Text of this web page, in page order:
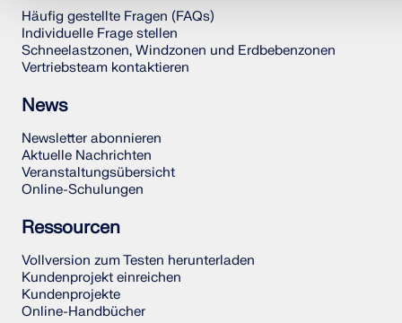
Häufig gestellte Fragen (FAQs)
Individuelle Frage stellen
Schneelastzonen, Windzonen und Erdbebenzonen
Vertriebsteam kontaktieren
News
Newsletter abonnieren
Aktuelle Nachrichten
Veranstaltungsübersicht
Online-Schulungen
Ressourcen
Vollversion zum Testen herunterladen
Kundenprojekt einreichen
Kundenprojekte
Online-Handbücher